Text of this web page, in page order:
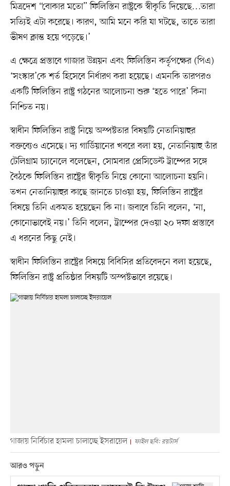
মিত্রদেশ “বোকার মতো” ফিলিস্তিন রাষ্ট্রকে স্বীকৃতি দিয়েছে…তারা
সত্যিই এটা করেছে। কারণ, আমি মনে করি যা ঘটছে, তাতে তারা
ভীষণ ক্লান্ত হয়ে পড়েছে।’
এ ক্ষেত্রে প্রস্তাবে গাজার উন্নয়ন এবং ফিলিস্তিন কর্তৃপক্ষের (পিএ)
‘সংস্কার’কে শর্ত হিসেবে নির্ধারণ করা হয়েছে। এমনকি তারপরও
একটি ফিলিস্তিন রাষ্ট্র গঠনের আলোচনা শুরু ‘হতে পারে’ কিনা
নিশ্চিত নয়।
স্বাধীন ফিলিস্তিন রাষ্ট্র নিয়ে অস্পষ্টতার বিষয়টি নেতানিয়াহুর
বক্তব্যেও এসেছে। দ্য গার্ডিয়ানের খবরে বলা হয়, নেতানিয়াহু তাঁর
টেলিগ্রাম চ্যানেলে বলেছেন, সোমবার প্রেসিডেন্ট ট্রাম্পের সঙ্গে
বৈঠকে ফিলিস্তিন রাষ্ট্রের স্বীকৃতি নিয়ে কোনো আলোচনা হয়নি।
তখন নেতানিয়াহুর কাছে জানতে চাওয়া হয়, ফিলিস্তিন রাষ্ট্রের
বিষয়ে তিনি একমত হয়েছেন কি না। জবাবে তিনি বলেন, ‘না,
কোনোভাবেই নয়।’ তিনি বলেন, ট্রাম্পের দেওয়া ২০ দফা প্রস্তাবে
এ ধরনের কিছু নেই।
স্বাধীন ফিলিস্তিন রাষ্ট্রের বিষয়ে বিবিসির প্রতিবেদনে বলা হয়েছে,
ফিলিস্তিন রাষ্ট্র প্রতিষ্ঠার বিষয়টি অস্পষ্টভাবে রয়েছে।
গাজায় নির্বিচার হামলা চালাচ্ছে ইসরায়েল ফাইল ছবি: রয়টার্স
আরও পড়ুন